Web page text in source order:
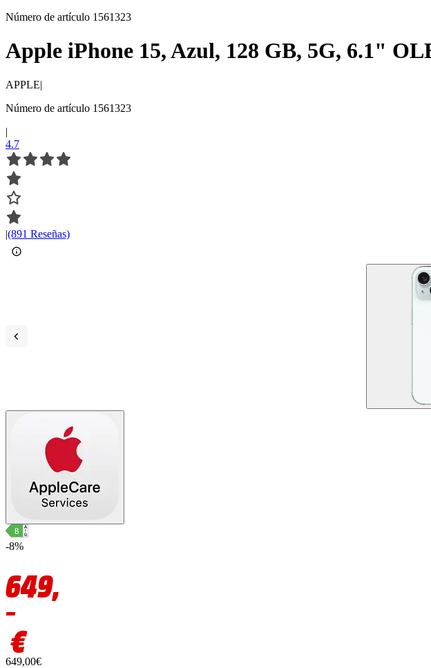
Número de artículo 1561323
Apple iPhone 15, Azul, 128 GB, 5G, 6.1"
APPLE|
Número de artículo 1561323
|
4.7
|(891 Reseñas)
-8%
649,
–
€
649,00€